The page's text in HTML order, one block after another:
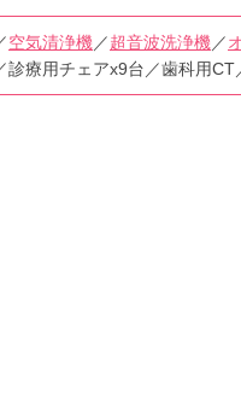
空気清浄機 ／超音波洗浄機 ／
診療用チェアx9台／歯科用